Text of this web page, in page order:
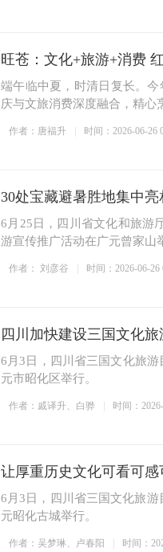
旺苍：文化+旅游+消费
端午临中夏，时清日复长。
庆与文旅消费深度融合，精心
作者：唐福升 时间：2026-06-26
30处宝藏避暑胜地集中
6月25日，四川省文化和旅游
游宣传推广活动在广元曾家山
作者： 刘彦谷 时间：2026-06-26
四川加快建设三国文化
6月3日，四川省三国文化旅
元市昭化区举行。
作者：戚译升、白骅 时间：
让厚重历史文化可看可
6月3日，四川省三国文化旅
元昭化古城举行。
作者：吴梦琳、卢春阳 时间：